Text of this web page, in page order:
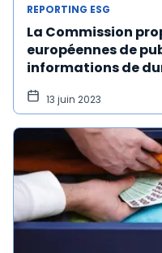
REPORTING ESG
La Commission
européennes de
informations de
13 juin 2023